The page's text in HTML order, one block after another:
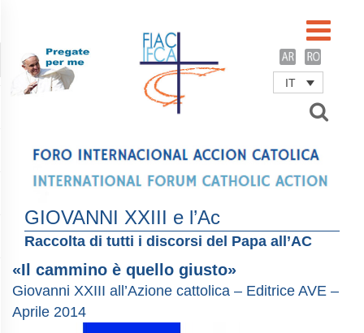
IT
GIOVANNI XXIII e l’Ac
Raccolta di tutti i discorsi del Papa all’AC
«Il cammino è quello giusto»
Giovanni XXIII all’Azione cattolica – Editrice AVE –
Aprile 2014
Password